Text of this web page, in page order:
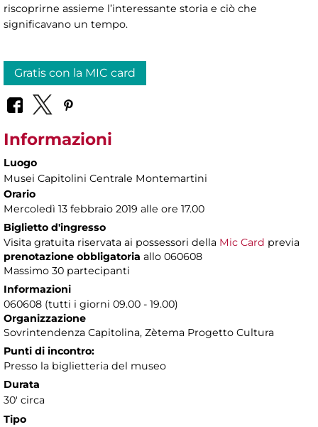
riscoprirne assieme l’interessante storia e ciò che
significavano un tempo.
Gratis con la MIC card
Informazioni
Luogo
Musei Capitolini Centrale Montemartini
Orario
Mercoledì 13 febbraio 2019 alle ore 17.00
Biglietto d'ingresso
Visita gratuita riservata ai possessori della Mic Card previa
prenotazione obbligatoria allo 060608
Massimo 30 partecipanti
Informazioni
060608 (tutti i giorni 09.00 - 19.00)
Organizzazione
Sovrintendenza Capitolina, Zètema Progetto Cultura
Punti di incontro:
Presso la biglietteria del museo
Durata
30' circa
Tipo